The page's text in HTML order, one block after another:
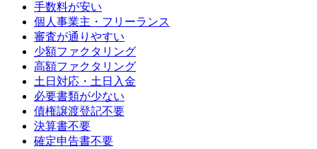
手数料が安い
個人事業主・フリーランス
審査が通りやすい
少額ファクタリング
高額ファクタリング
土日対応・土日入金
必要書類が少ない
債権譲渡登記不要
決算書不要
確定申告書不要